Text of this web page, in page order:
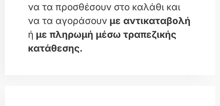
Ενδιαφέρομαι για eshop
να τα προσθέσουν στο καλάθι και
να τα αγοράσουν με αντικαταβολή
ή με πληρωμή μέσω τραπεζικής
κατάθεσης.